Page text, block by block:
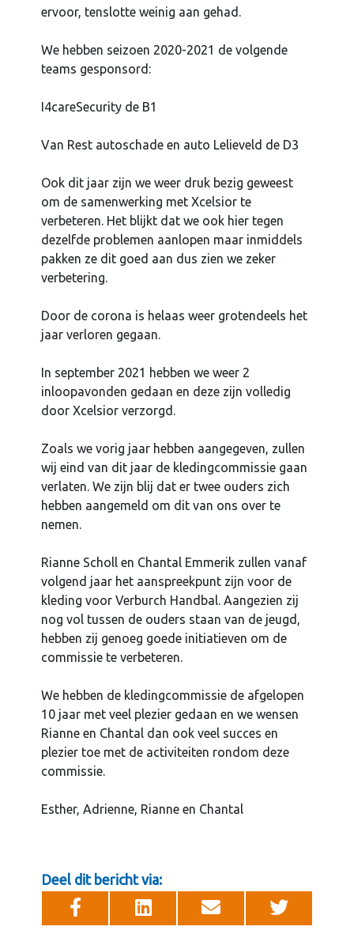
ervoor, tenslotte weinig aan gehad.
We hebben seizoen 2020-2021 de volgende
teams gesponsord:
I4careSecurity de B1
Van Rest autoschade en auto Lelieveld de D3
Ook dit jaar zijn we weer druk bezig geweest
om de samenwerking met Xcelsior te
verbeteren. Het blijkt dat we ook hier tegen
dezelfde problemen aanlopen maar inmiddels
pakken ze dit goed aan dus zien we zeker
verbetering.
Door de corona is helaas weer grotendeels het
jaar verloren gegaan.
In september 2021 hebben we weer 2
inloopavonden gedaan en deze zijn volledig
door Xcelsior verzorgd.
Zoals we vorig jaar hebben aangegeven, zullen
wij eind van dit jaar de kledingcommissie gaan
verlaten. We zijn blij dat er twee ouders zich
hebben aangemeld om dit van ons over te
nemen.
Rianne Scholl en Chantal Emmerik zullen vanaf
volgend jaar het aanspreekpunt zijn voor de
kleding voor Verburch Handbal. Aangezien zij
nog vol tussen de ouders staan van de jeugd,
hebben zij genoeg goede initiatieven om de
commissie te verbeteren.
We hebben de kledingcommissie de afgelopen
10 jaar met veel plezier gedaan en we wensen
Rianne en Chantal dan ook veel succes en
plezier toe met de activiteiten rondom deze
commissie.
Esther, Adrienne, Rianne en Chantal
Deel dit bericht via: